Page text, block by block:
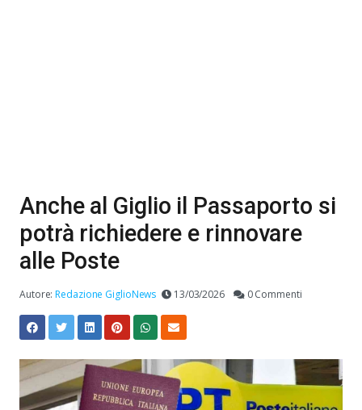
Anche al Giglio il Passaporto si
potrà richiedere e rinnovare
alle Poste
Autore:Redazione GiglioNews 13/03/2026 0 Commenti